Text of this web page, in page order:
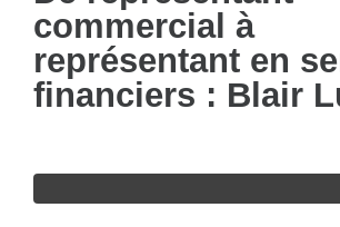
commercial à
représentant en
financiers : Blair